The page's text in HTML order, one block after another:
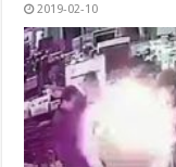
2019-02-10